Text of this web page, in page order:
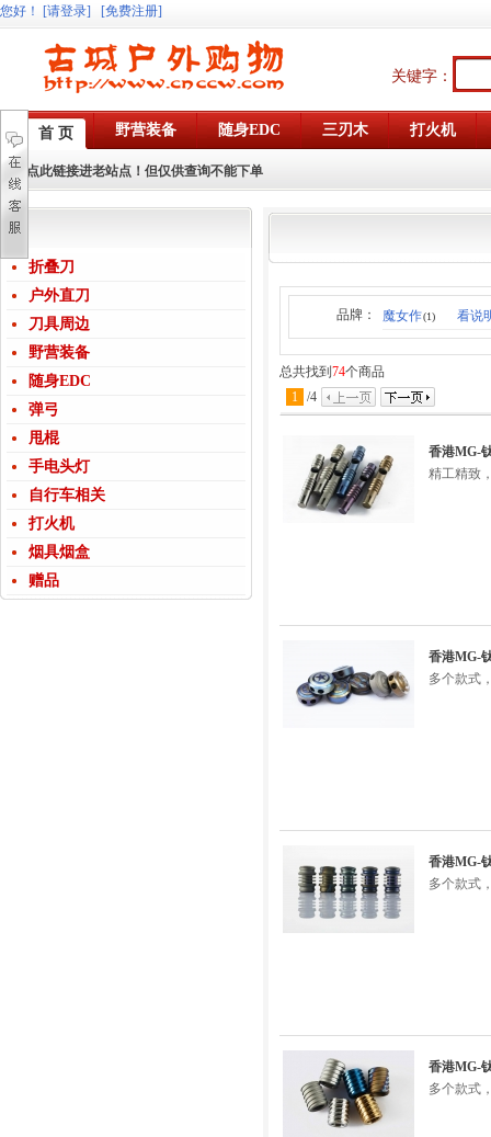
您好 ！ [请登录] [免费注册]
关键字：
首 页 野营装备 随身EDC 三刃木 打火机
点此链接进老站点！但仅供查询不能下单
折叠刀
户外直刀
刀具周边
野营装备
随身EDC
弹弓
甩棍
手电头灯
自行车相关
打火机
烟具烟盒
赠品
品牌： 魔女作(1) 看说
总共找到 74个商品
1 /4
香港MG-
精工精致
香港MG-
多个款式
香港MG-
多个款式
香港MG-
多个款式